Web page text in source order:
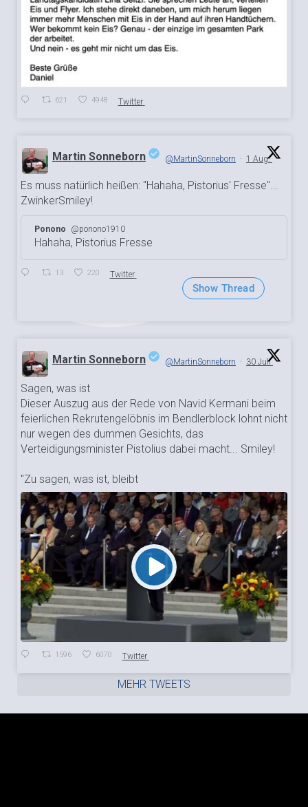
621 4948 Twitter
;
Martin Sonneborn @MartinSonneborn · 1 Aug.
Es muss natürlich heißen: "Hahaha, Pistorius' Fresse"...
ZwinkerSmiley!
Ponono @ponono1910
Hahaha, Pistorius Fresse
Show Thread
13 220 Twitter
;
Martin Sonneborn @MartinSonneborn · 30 Juli
Sagen, was ist
Dieser Auszug aus der Rede von Navid Kermani beim
feierlichen Rekrutengelöbnis im Bendlerblock lohnt nicht
nur wegen des dummen Gesichts, das
Verteidigungsminister Pistolius dabei macht... Smiley!
"Zu sagen, was ist, bleibt
1596 6070 Twitter
MEHR TWEETS